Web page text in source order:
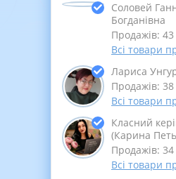
Соловей
Богданівна
Продажів: 43
Всі товари
Лариса
Продажів: 38
Всі товари
Класний
(Карина
Продажів: 34
Всі товари